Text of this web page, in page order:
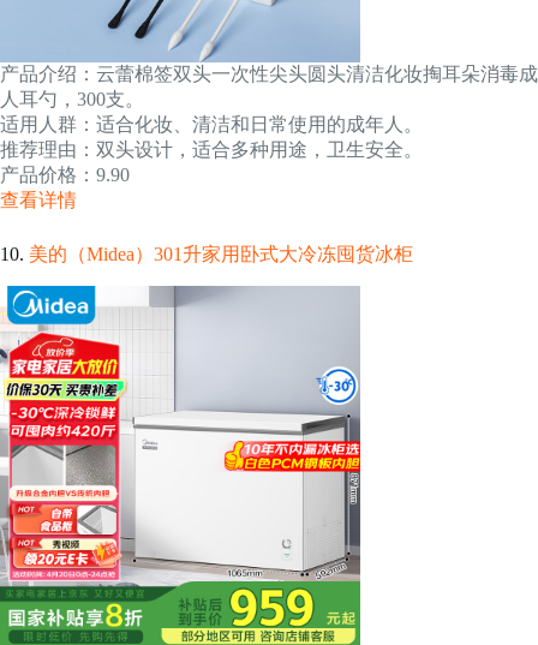
产品介绍：云蕾棉签双头一次性尖头圆头清洁化妆掏耳朵消毒成
人耳勺，300支。
适用人群：适合化妆、清洁和日常使用的成年人。
推荐理由：双头设计，适合多种用途，卫生安全。
产品价格：9.90
查看详情
10. 美的（Midea）301升家用卧式大冷冻囤货冰柜